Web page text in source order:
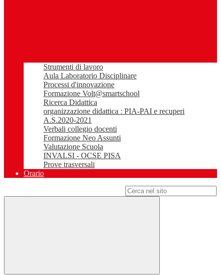
Strumenti di lavoro
Aula Laboratorio Disciplinare
Processi d'innovazione
Formazione Volt@smartschool
Ricerca Didattica
organizzazione didattica : PIA-PAI e recuperi
A.S.2020-2021
Verbali collegio docenti
Formazione Neo Assunti
Valutazione Scuola
INVALSI - OCSE PISA
Prove trasversali
Orario